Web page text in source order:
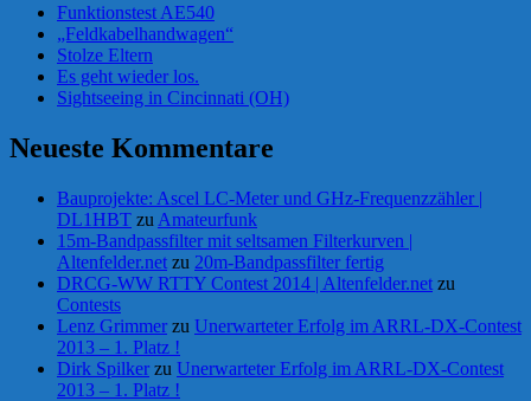
Funktionstest AE540
„Feldkabelhandwagen“
Stolze Eltern
Es geht wieder los.
Sightseeing in Cincinnati (OH)
Neueste Kommentare
Bauprojekte: Ascel LC-Meter und GHz-Frequenzzähler |
DL1HBT zu Amateurfunk
15m-Bandpassfilter mit seltsamen Filterkurven |
Altenfelder.net zu 20m-Bandpassfilter fertig
DRCG-WW RTTY Contest 2014 | Altenfelder.net zu
Contests
Lenz Grimmer zu Unerwarteter Erfolg im ARRL-DX-Contest
2013 – 1. Platz !
Dirk Spilker zu Unerwarteter Erfolg im ARRL-DX-Contest
2013 – 1. Platz !